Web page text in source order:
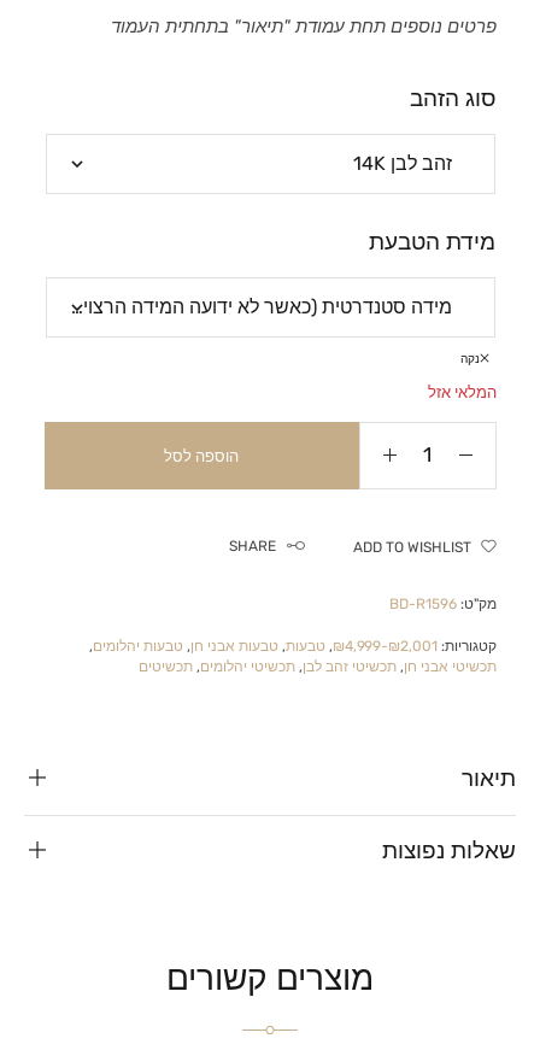
פרטים נוספים תחת עמודת "תיאור" בתחתית העמוד
סוג הזהב
מידת הטבעת
נקה
המלאי אזל
הוספה לסל
ADD TO WISHLIST
SHARE
מק"ט:BD-R1596
קטגוריות:₪2,001-₪4,999
, טבעות, טבעות אבני חן, טבעות יהלומים,
תכשיטי אבני חן,תכשיטי זהב לבן,תכשיטי יהלומים,תכשיטים
תיאור
שאלות נפוצות
מוצרים קשורים